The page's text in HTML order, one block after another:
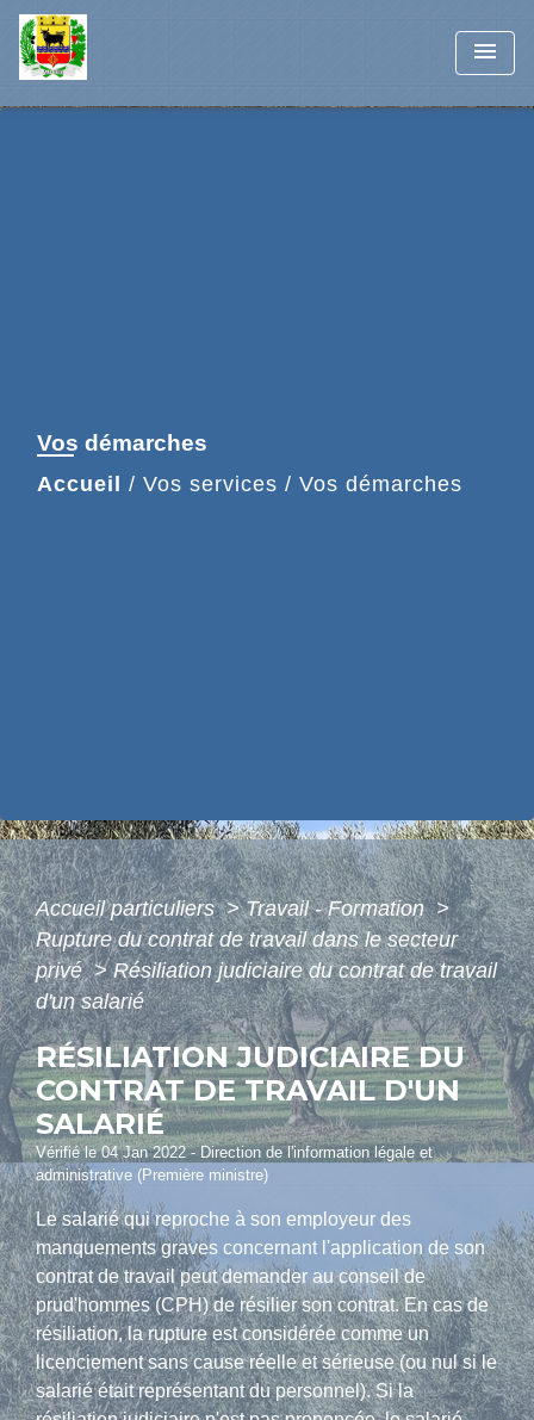
menu
Vos démarches
Accueil / Vos services / Vos démarches
Accueil particuliers> Travail - Formation>
Rupture du contrat de travail dans le secteur
privé> Résiliation judiciaire du contrat de travail
d'un salarié
RÉSILIATION JUDICIAIRE DU
CONTRAT DE TRAVAIL D'UN
SALARIÉ
Vérifié le 04 Jan 2022 - Direction de l'information légale et
administrative (Première ministre)
Le salarié qui reproche à son employeur des
manquements graves concernant l'application de son
contrat de travail peut demander au conseil de
prud'hommes (CPH) de résilier son contrat. En cas de
résiliation, la rupture est considérée comme un
licenciement sans cause réelle et sérieuse (ou nul si le
salarié était représentant du personnel). Si la